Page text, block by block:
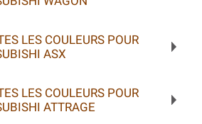
LES COULEURS POUR
ASX
LES COULEURS POUR
ATTRAGE